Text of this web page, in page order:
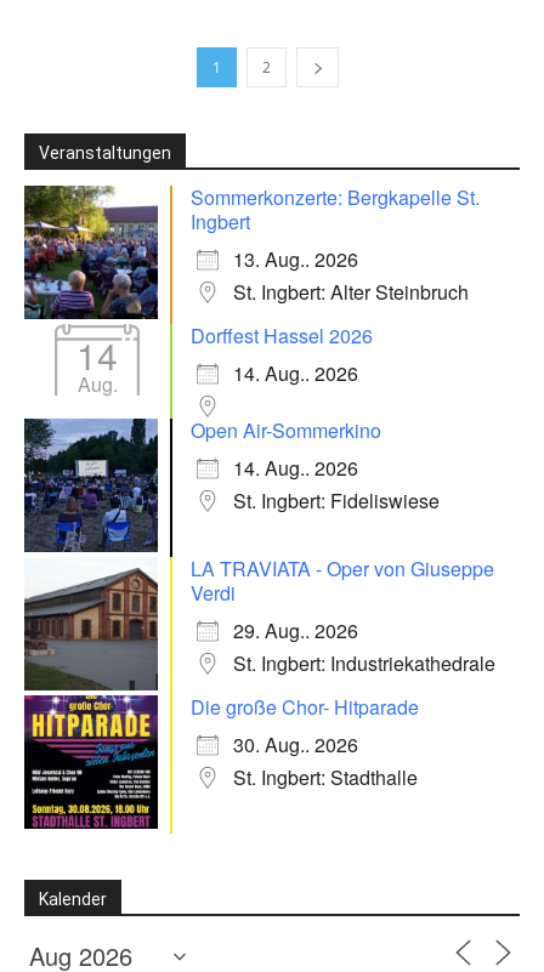
1 2
Veranstaltungen
Sommerkonzerte: Bergkapelle St.
Ingbert
13. Aug.. 2026
St. Ingbert: Alter Steinbruch
14
Aug.
Dorffest Hassel 2026
14. Aug.. 2026
Open Air-Sommerkino
14. Aug.. 2026
St. Ingbert: Fideliswiese
LA TRAVIATA - Oper von Giuseppe
Verdi
29. Aug.. 2026
St. Ingbert: Industriekathedrale
Die große Chor- Hitparade
30. Aug.. 2026
St. Ingbert: Stadthalle
Kalender